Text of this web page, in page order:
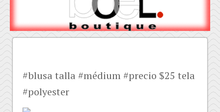
#blusa talla #médium #precio $25 tela
#polyester